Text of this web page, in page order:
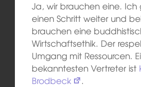
Ja, wir brauchen eine. Ich
einen Schritt weiter und
brauchen eine
Wirtschaftsethik. Der
Umgang mit Ressourcen.
bekanntesten Vertreter ist
Brodbeck
.